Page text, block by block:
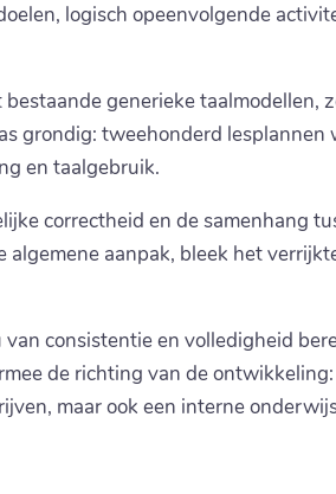
logisch opeenvolgende
generieke taalmodellen,
grondig: tweehonderd lesplannen
en taalgebruik.
correctheid en de samenhang
aanpak, bleek het
consistentie en volledigheid
de richting van de ontwikkeling:
maar ook een interne